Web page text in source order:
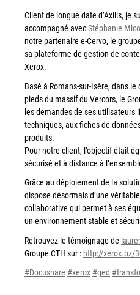
Workplace Solutions
Workflow Central
Simplifiez la gestion RH de
tout-en-un
Gammes d’équipements et
Matériel
Multifonctions
Presses numériques et
Traceurs grands formats
Imprimante Xerox®
capacités d’impression
couleur
Client de longue date d’Axilis, je
accompagné avecStéphanie
notre partenaire e-Cervo, le
sa plateforme de gestion de
Xerox.
Basé à Romans-sur-Isère, dans
pieds du massif du Vercors, le
les demandes de ses utilisateurs
techniques, aux fiches de
produits.
Pour notre client, l’objectif était
sécurisé et à distance à
Grâce au déploiement de la
dispose désormais d’une
collaborative qui permet à ses
un environnement stable et
Retrouvez le témoignage de
Groupe CTH sur : http://xerox.bz/
#Docushare #xerox #ged